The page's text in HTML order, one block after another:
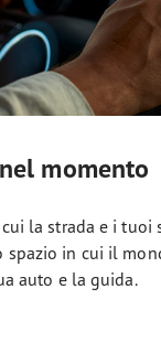
momento
cui la strada e i tuoi
spazio in cui il
auto e la guida.